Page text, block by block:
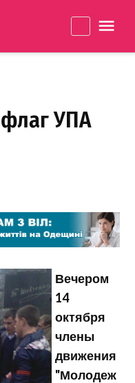
УПА
Вечером
14
октября
члены
движения
"Молодеж